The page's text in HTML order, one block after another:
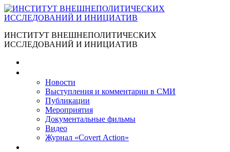
ИНСТИТУТ ВНЕШНЕПОЛИТИЧЕСКИХ
ИССЛЕДОВАНИЙ И ИНИЦИАТИВ
Новости
Выступления и коммента­рии в СМИ
Публикации
Мероприятия
Документальные фильмы
Видео
Журнал «Covert Action»